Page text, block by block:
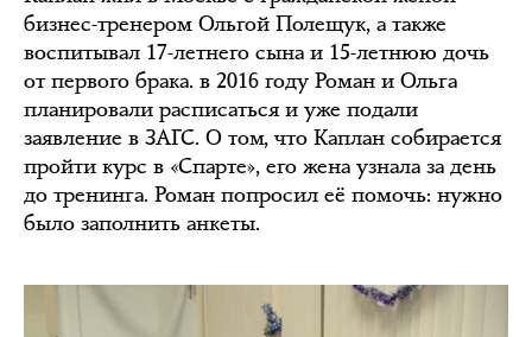
бизнес-тренером Ольгой Полещук, а также
воспитывал 17-летнего сына и 15-летнюю дочь
от первого брака. в 2016 году Роман и Ольга
планировали расписаться и уже подали
заявление в ЗАГС. О том, что Каплан собирается
пройти курс в «Спарте», его жена узнала за день
до тренинга. Роман попросил её помочь: нужно
было заполнить анкеты.